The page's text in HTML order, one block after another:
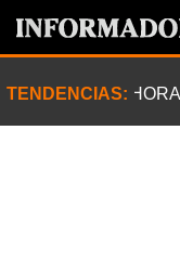
TENDENCIAS: